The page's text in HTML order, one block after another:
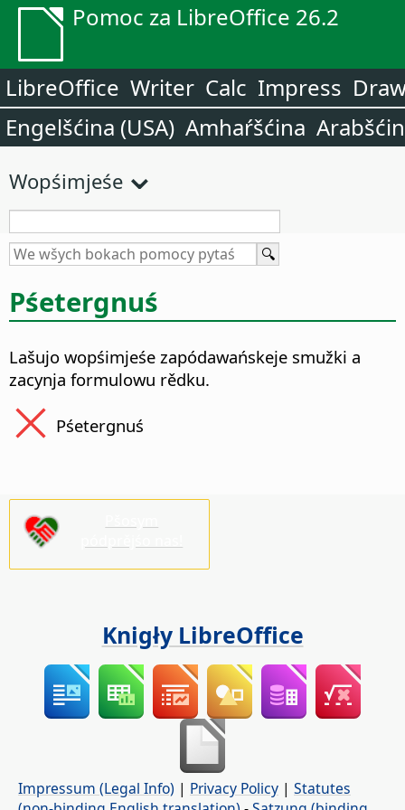
Pomoc za LibreOffice 26.2
LibreOffice Writer Calc Impress
Engelšćina (USA) Amhaŕšćina
Wopśimjeśe
Pśetergnuś
Lašujo wopśimjeśe zapódawańskeje smužki a
zacynja formulowu rědku.
Pśetergnuś
Knigły LibreOffice
Impressum (Legal Info) | Privacy Policy | Statutes